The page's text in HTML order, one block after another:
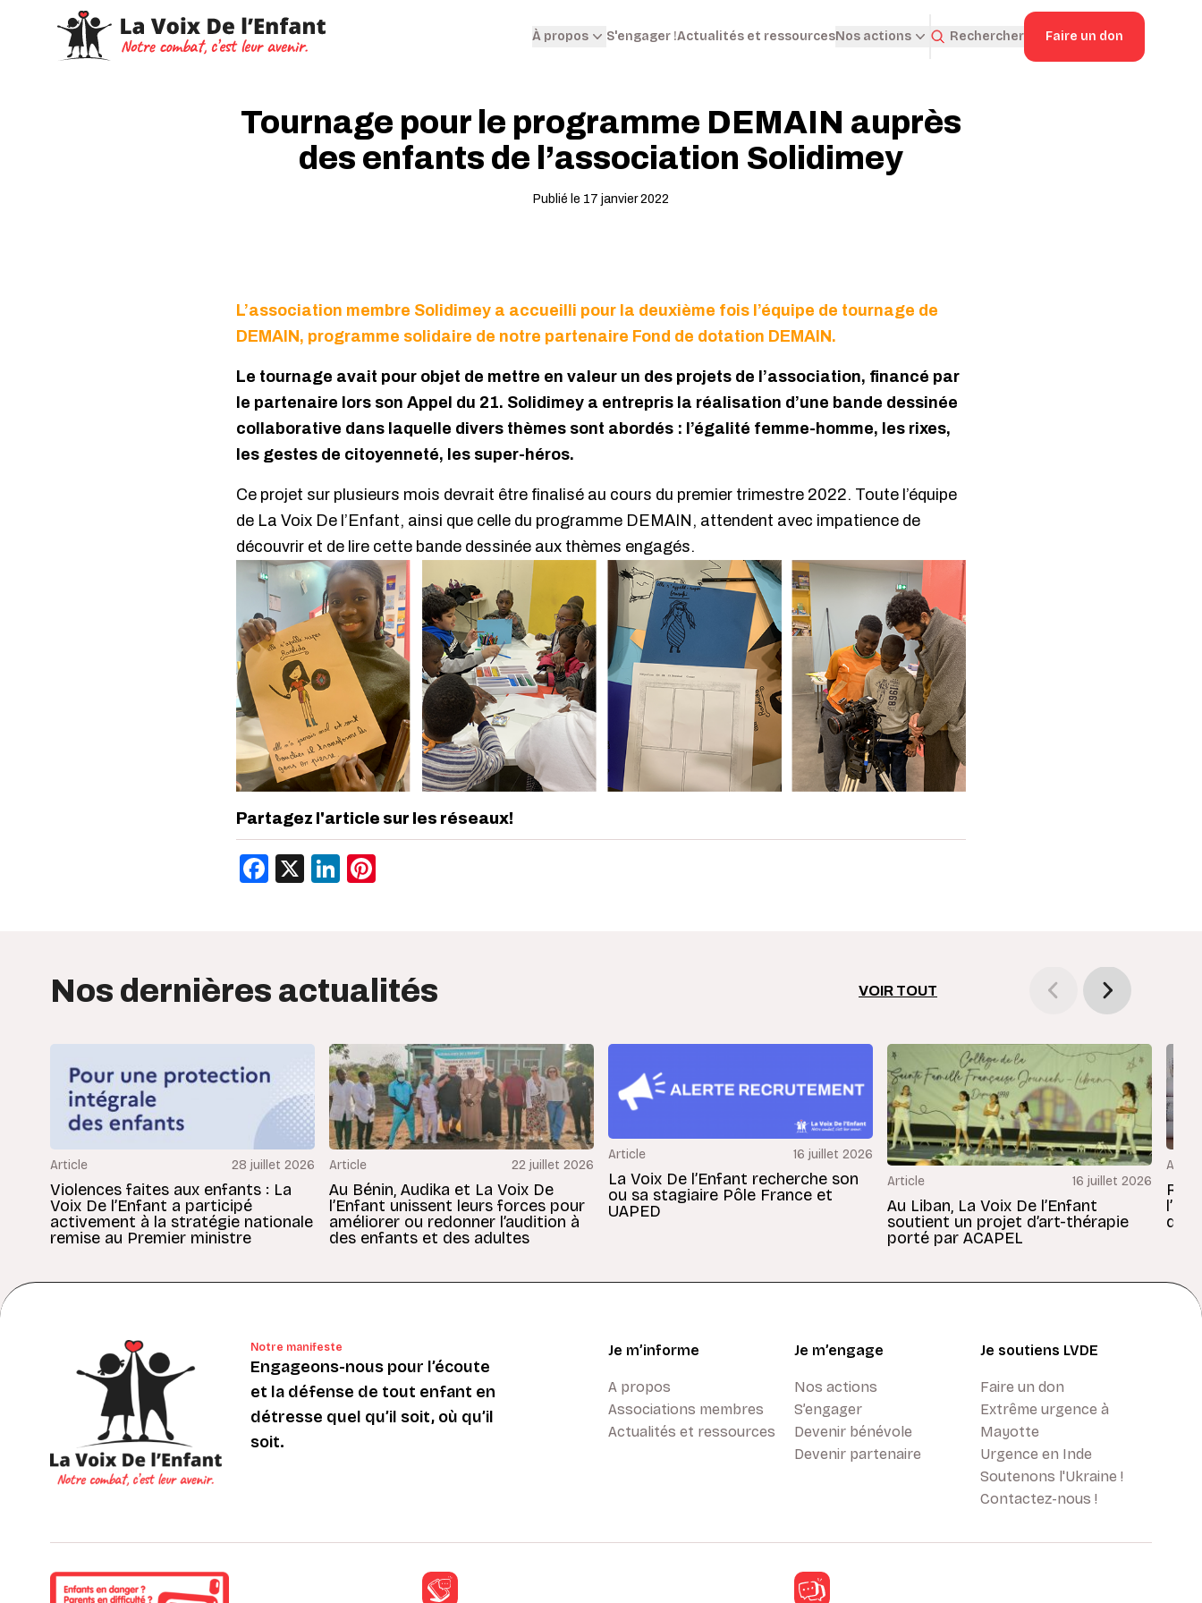
À propos S'engager !Actualités et ressourcesNos actions Rechercher Faire un don
Tournage pour le programme DEMAIN auprès
des enfants de l’association Solidimey
Publié le 17 janvier 2022
L’association membre Solidimey a accueilli pour la deuxième fois l’équipe de tournage de
DEMAIN, programme solidaire de notre partenaire Fond de dotation DEMAIN.
Le tournage avait pour objet de mettre en valeur un des projets de l’association, financé par
le partenaire lors son Appel du 21. Solidimey a entrepris la réalisation d’une bande dessinée
collaborative dans laquelle divers thèmes sont abordés : l’égalité femme-homme, les rixes,
les gestes de citoyenneté, les super-héros.
Ce projet sur plusieurs mois devrait être finalisé au cours du premier trimestre 2022. Toute l’équipe
de La Voix De l’Enfant, ainsi que celle du programme DEMAIN, attendent avec impatience de
découvrir et de lire cette bande dessinée aux thèmes engagés.
Partagez l'article sur les réseaux!
Facebook
X LinkedIn
Nos dernières actualités VOIR TOUT
Article 28 juillet 2026
Violences faites aux enfants : La
Voix De l’Enfant a participé
activement à la stratégie nationale
remise au Premier ministre
Article 22 juillet 2026
Au Bénin, Audika et La Voix De
l’Enfant unissent leurs forces pour
améliorer ou redonner l’audition à
des enfants et des adultes
Article 16 juillet 2026
La Voix De l’Enfant recherche son
ou sa stagiaire Pôle France et
UAPED
Article 16 juillet 2026
Au Liban, La Voix De l’Enfant
soutient un projet d’art-thérapie
porté par ACAPEL
Notre manifeste
Engageons-nous pour l’écoute
et la défense de tout enfant en
détresse quel qu’il soit, où qu’il
soit.
Je m’informe
A propos
Associations membres
Actualités et ressources
Je m’engage
Nos actions
S’engager
Devenir bénévole
Devenir partenaire
Je soutiens LVDE
Faire un don
Extrême urgence à
Mayotte
Urgence en Inde
Soutenons l'Ukraine !
Contactez-nous !